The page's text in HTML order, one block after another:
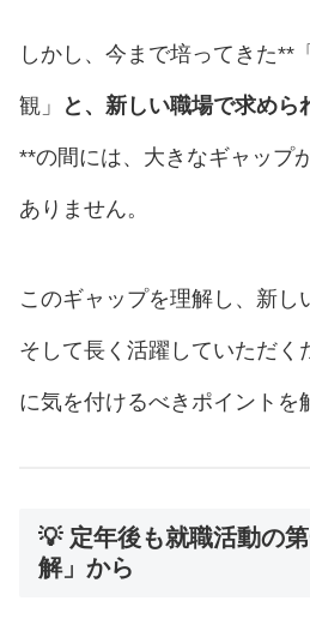
しかし、今まで培ってきた**
観」 と、新しい職場で求めら
**の間には、大きなギャップ
ありません。
このギャップを理解し、新し
そして長く活躍していただく
に気を付けるべきポイントを
💡 定年後も就職活動の
解」から